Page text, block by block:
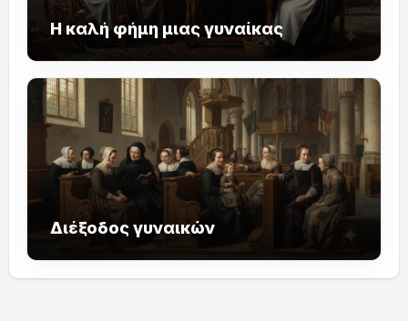
Η καλή φήμη μιας γυναίκας
Διέξοδος γυναικών